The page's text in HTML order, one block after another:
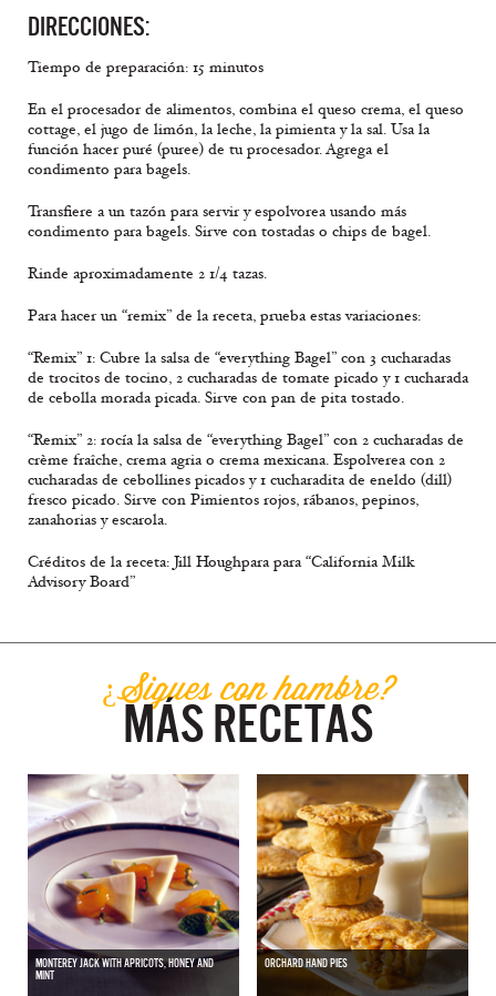
DIRECCIONES:
Tiempo de preparación: 15 minutos
En el procesador de alimentos, combina el queso crema, el queso
cottage, el jugo de limón, la leche, la pimienta y la sal. Usa la
función hacer puré (puree) de tu procesador. Agrega el
condimento para bagels.
Transfiere a un tazón para servir y espolvorea usando más
condimento para bagels. Sirve con tostadas o chips de bagel.
Rinde aproximadamente 2 1/4 tazas.
Para hacer un “remix” de la receta, prueba estas variaciones:
“Remix” 1: Cubre la salsa de “everything Bagel” con 3 cucharadas
de trocitos de tocino, 2 cucharadas de tomate picado y 1 cucharada
de cebolla morada picada. Sirve con pan de pita tostado.
“Remix” 2: rocía la salsa de “everything Bagel” con 2 cucharadas de
crème fraîche, crema agria o crema mexicana. Espolverea con 2
cucharadas de cebollines picados y 1 cucharadita de eneldo (dill)
fresco picado. Sirve con Pimientos rojos, rábanos, pepinos,
zanahorias y escarola.
Créditos de la receta: Jill Houghpara para “California Milk
Advisory Board”
¿Sigues con hambre?
MÁS RECETAS
MONTEREY JACK WITH APRICOTS, HONEY AND
MINT
ORCHARD HAND PIES